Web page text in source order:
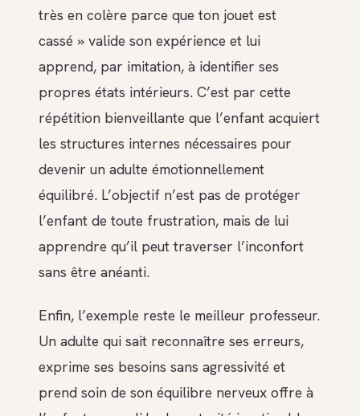
très en colère parce que ton jouet est
cassé » valide son expérience et lui
apprend, par imitation, à identifier ses
propres états intérieurs. C’est par cette
répétition bienveillante que l’enfant acquiert
les structures internes nécessaires pour
devenir un adulte émotionnellement
équilibré. L’objectif n’est pas de protéger
l’enfant de toute frustration, mais de lui
apprendre qu’il peut traverser l’inconfort
sans être anéanti.
Enfin, l’exemple reste le meilleur professeur.
Un adulte qui sait reconnaître ses erreurs,
exprime ses besoins sans agressivité et
prend soin de son équilibre nerveux offre à